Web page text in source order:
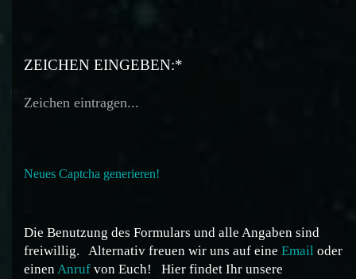
ZEICHEN EINGEBEN:*
Neues Captcha generieren!
Die Benutzung des Formulars und alle Angaben sind
freiwillig.
Alternativ freuen wir uns auf eine Email oder
einenAnruf von Euch!
Hier findet Ihr unsere